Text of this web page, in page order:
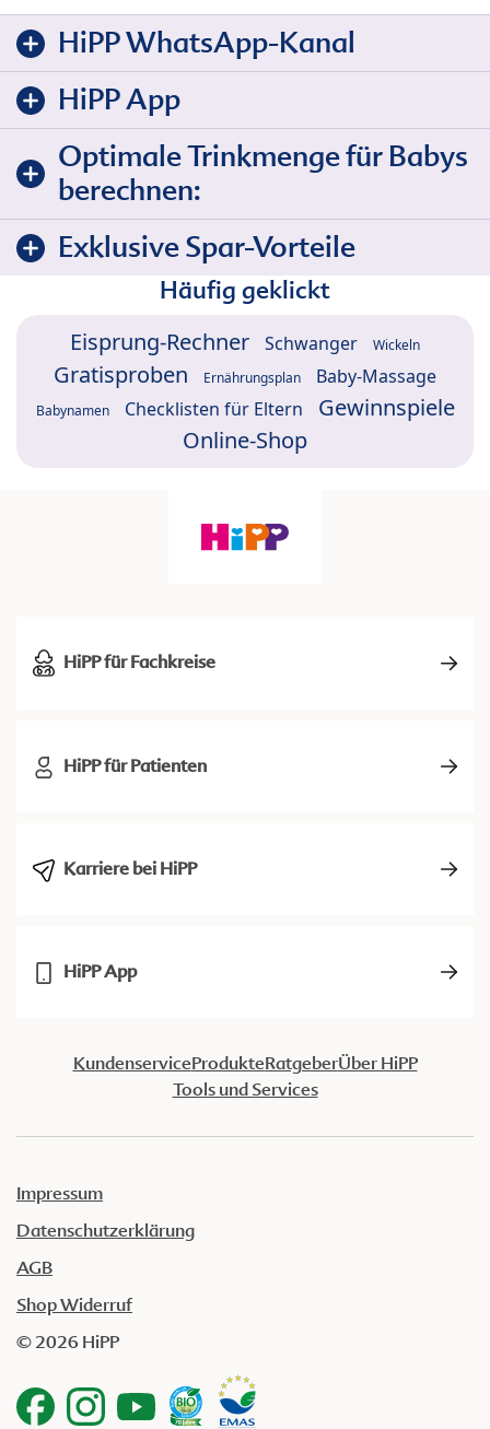
HiPP WhatsApp-Kanal
HiPP App
Optimale Trinkmenge für Babys
berechnen:
Exklusive Spar-Vorteile
Häufig geklickt
Eisprung-Rechner Schwanger Wickeln
Gratisproben Ernährungsplan Baby-Massage
Babynamen Checklisten für Eltern
Gewinnspiele
Online-Shop
HiPP für Fachkreise
HiPP für Patienten
Karriere bei HiPP
HiPP App
KundenserviceProdukteRatgeberÜber HiPP
Tools und Services
Impressum
Datenschutzerklärung
AGB
Shop Widerruf
© 2026 HiPP